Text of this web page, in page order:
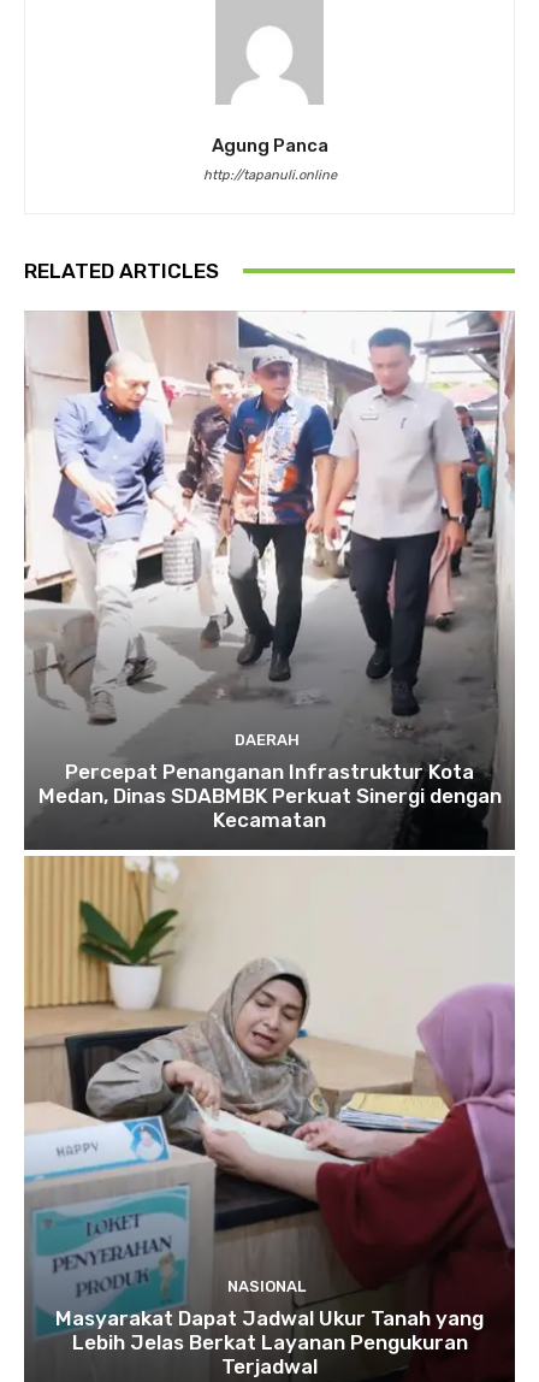
Agung Panca
http://tapanuli.online
RELATED ARTICLES
DAERAH
Percepat Penanganan Infrastruktur Kota
Medan, Dinas SDABMBK Perkuat Sinergi dengan
Kecamatan
NASIONAL
Masyarakat Dapat Jadwal Ukur Tanah yang
Lebih Jelas Berkat Layanan Pengukuran
Terjadwal